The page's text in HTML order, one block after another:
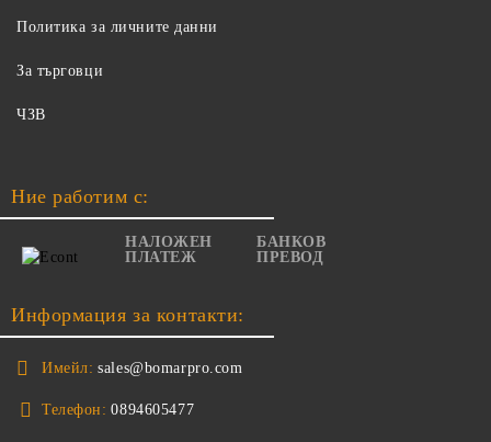
Политика за личните данни
За търговци
ЧЗВ
Ние работим с:
НАЛОЖЕН
ПЛАТЕЖ
БАНКОВ
ПРЕВОД
Информация за контакти:
Имейл: sales@bomarpro.com
Телефон: 0894605477